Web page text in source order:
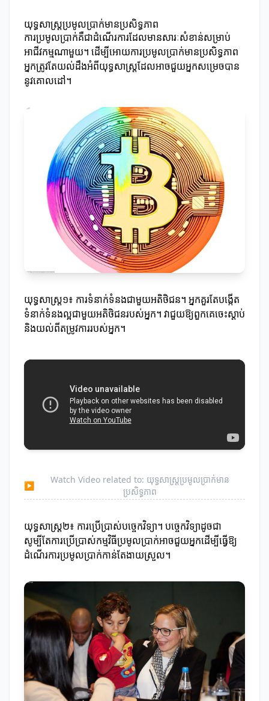
យុទ្ធសាស្ត្រប្រមូលប្រាក់មានប្រសិទ្ធភាព
ការប្រមូលប្រាក់គឺជាដំណើរការដែលមានសារៈសំខាន់សម្រាប់
អាជីវកម្មណាមួយ។ ដើម្បីអោយការប្រមូលប្រាក់មានប្រសិទ្ធភាព
អ្នកត្រូវតែយល់ដឹងអំពីយុទ្ធសាស្ត្រដែលអាចជួយអ្នកសម្រេចបាន
នូវគោលដៅ។
យុទ្ធសាស្ត្រ១៖ ការទំនាក់ទំនងជាមួយអតិថិជន។ អ្នកគួរតែបង្កើត
ទំនាក់ទំនងល្អជាមួយអតិថិជនរបស់អ្នក។ វាជួយឱ្យពួកគេចេះស្ដាប់
និងយល់ពីតម្រូវការរបស់អ្នក។
▶
Watch Video related to: យុទ្ធសាស្ត្រប្រមូលប្រាក់មាន
ប្រសិទ្ធភាព
យុទ្ធសាស្ត្រ២៖ ការប្រើប្រាស់បច្ចេកវិទ្យា។ បច្ចេកវិទ្យាដូចជា
សូម្បីតែការប្រើប្រាស់កម្មវិធីប្រមូលប្រាក់អាចជួយអ្នកដើម្បីធ្វើឱ្យ
ដំណើរការប្រមូលប្រាក់កាន់តែងាយស្រួល។